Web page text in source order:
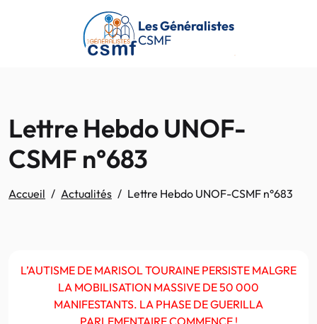
Passer au contenu principal
Les Généralistes
CSMF
Lettre Hebdo UNOF-
CSMF n°683
Accueil Actualités Lettre Hebdo UNOF-CSMF n°683
L’AUTISME DE MARISOL TOURAINE PERSISTE MALGRE
LA MOBILISATION MASSIVE DE 50 000
MANIFESTANTS. LA PHASE DE GUERILLA
PARLEMENTAIRE COMMENCE !